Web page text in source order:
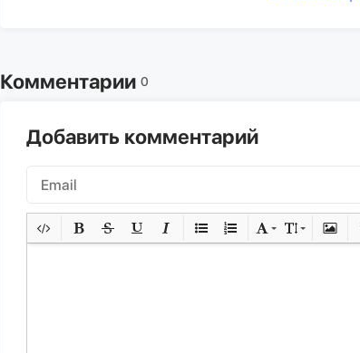
Комментарии 0
Добавить комментарий